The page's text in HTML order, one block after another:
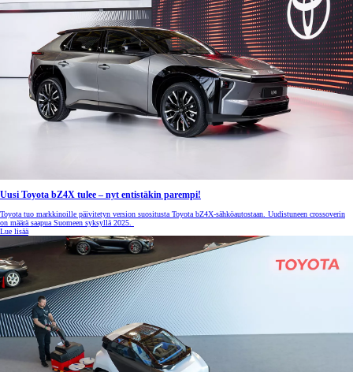
Uusi Toyota bZ4X tulee – nyt entistäkin parempi!
Toyota tuo markkinoille päivitetyn version suositusta Toyota bZ4X-sähköautostaan. Uudistuneen crossoverin
on määrä saapua Suomeen syksyllä 2025.
Lue lisää